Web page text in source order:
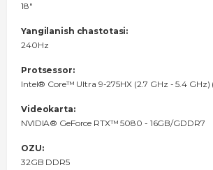
18"
Yangilanish chastotasi:
240Hz
Protsessor:
Intel® Core™ Ultra 9-275HX (2.7 GHz - 5.4 GHz)
Videokarta:
NVIDIA® GeForce RTX™ 5080 - 16GB/GDDR7
OZU:
32GB DDR5